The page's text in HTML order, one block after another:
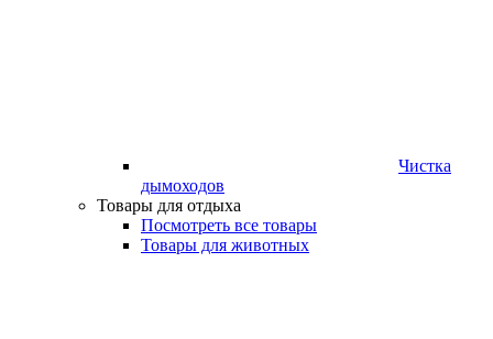
Чистка
дымоходов
Товары для отдыха
Посмотреть все товары
Товары для животных